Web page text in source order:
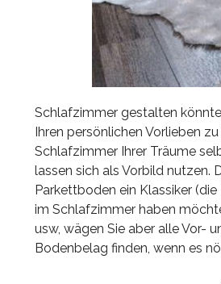
Schlafzimmer gestalten
Ihren persönlichen Vorlieben
Schlafzimmer Ihrer Träume
lassen sich als Vorbild nutzen.
Parkettboden ein Klassiker
im Schlafzimmer haben
usw, wägen Sie aber alle Vor-
Bodenbelag finden, wenn es